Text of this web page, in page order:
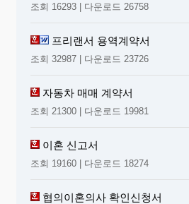
조회 16293 | 다운로드 26758
프리랜서 용역계약서
조회 32987 | 다운로드 23726
자동차 매매 계약서
조회 21300 | 다운로드 19981
이혼 신고서
조회 19160 | 다운로드 18274
협의이혼의사 확인신청서